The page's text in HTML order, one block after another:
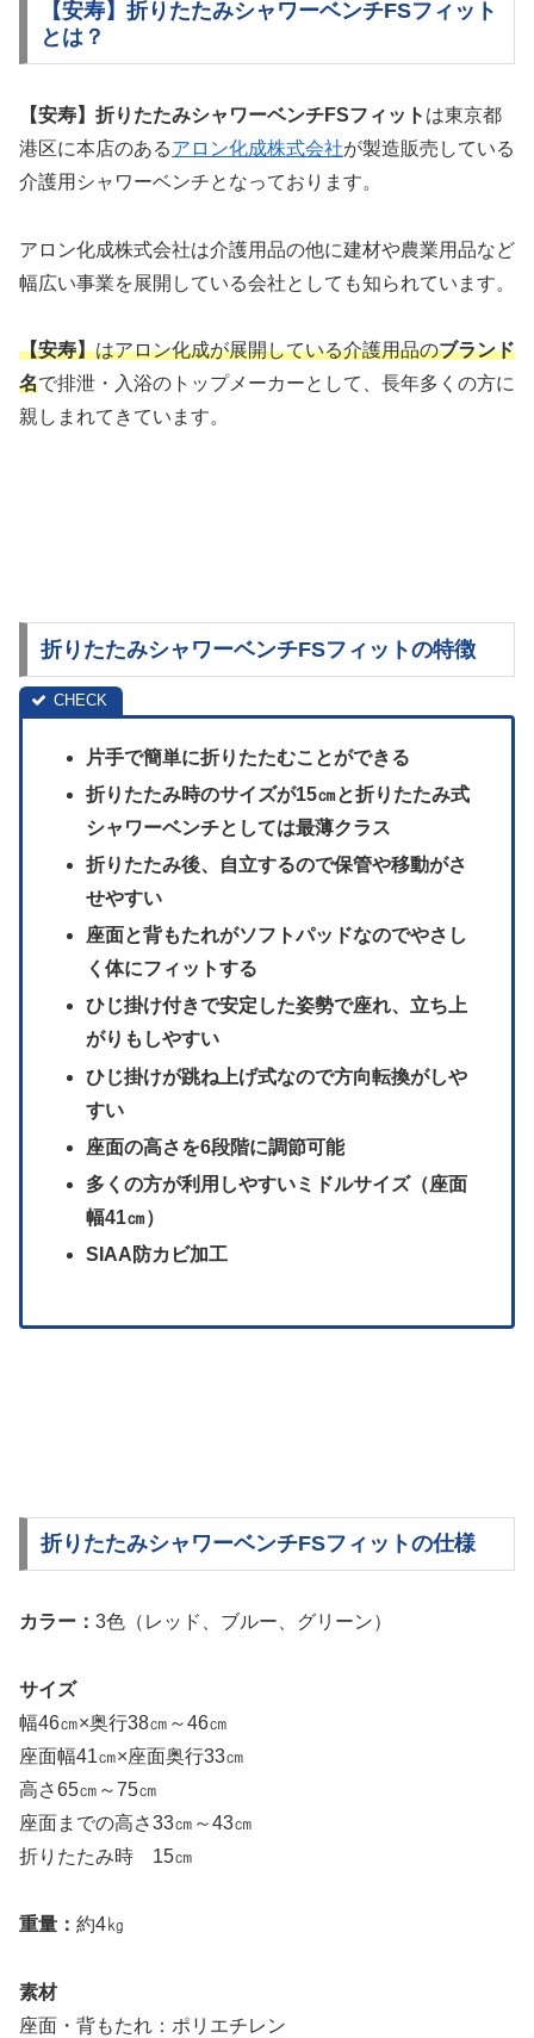
【安寿】折りたたみシャワーベンチFSフィット
とは？
【安寿】折りたたみシャワーベンチFSフィット は東京都
港区に本店のあるアロン化成株式会社が製造販売している
介護用シャワーベンチとなっております。
アロン化成株式会社は介護用品の他に建材や農業用品など
幅広い事業を展開している会社としても知られています。
【安寿】はアロン化成が展開している介護用品のブランド
名で排泄・入浴のトップメーカーとして、長年多くの方に
親しまれてきています。
折りたたみシャワーベンチFSフィットの特徴
片手で簡単に折りたたむことができる
折りたたみ時のサイズが15㎝と折りたたみ式
シャワーベンチとしては最薄クラス
折りたたみ後、自立するので保管や移動がさ
せやすい
座面と背もたれがソフトパッドなのでやさし
く体にフィットする
ひじ掛け付きで安定した姿勢で座れ、立ち上
がりもしやすい
ひじ掛けが跳ね上げ式なので方向転換がしや
すい
座面の高さを6段階に調節可能
多くの方が利用しやすいミドルサイズ（座面
幅41㎝）
SIAA防カビ加工
折りたたみシャワーベンチFSフィットの仕様
カラー： 3色（レッド、ブルー、グリーン）
サイズ
幅46㎝×奥行38㎝～46㎝
座面幅41㎝×座面奥行33㎝
高さ65㎝～75㎝
座面までの高さ33㎝～43㎝
折りたたみ時 15㎝
重量： 約4㎏
素材
座面・背もたれ：ポリエチレン